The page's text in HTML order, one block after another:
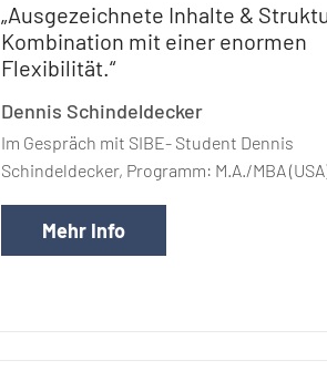
„Ausgezeichnete Inhalte &
Kombination mit einer enormen
Flexibilität.“
Dennis Schindeldecker
Im Gespräch mit SIBE- Student Dennis
Schindeldecker, Programm: M.A./MBA
Mehr Info